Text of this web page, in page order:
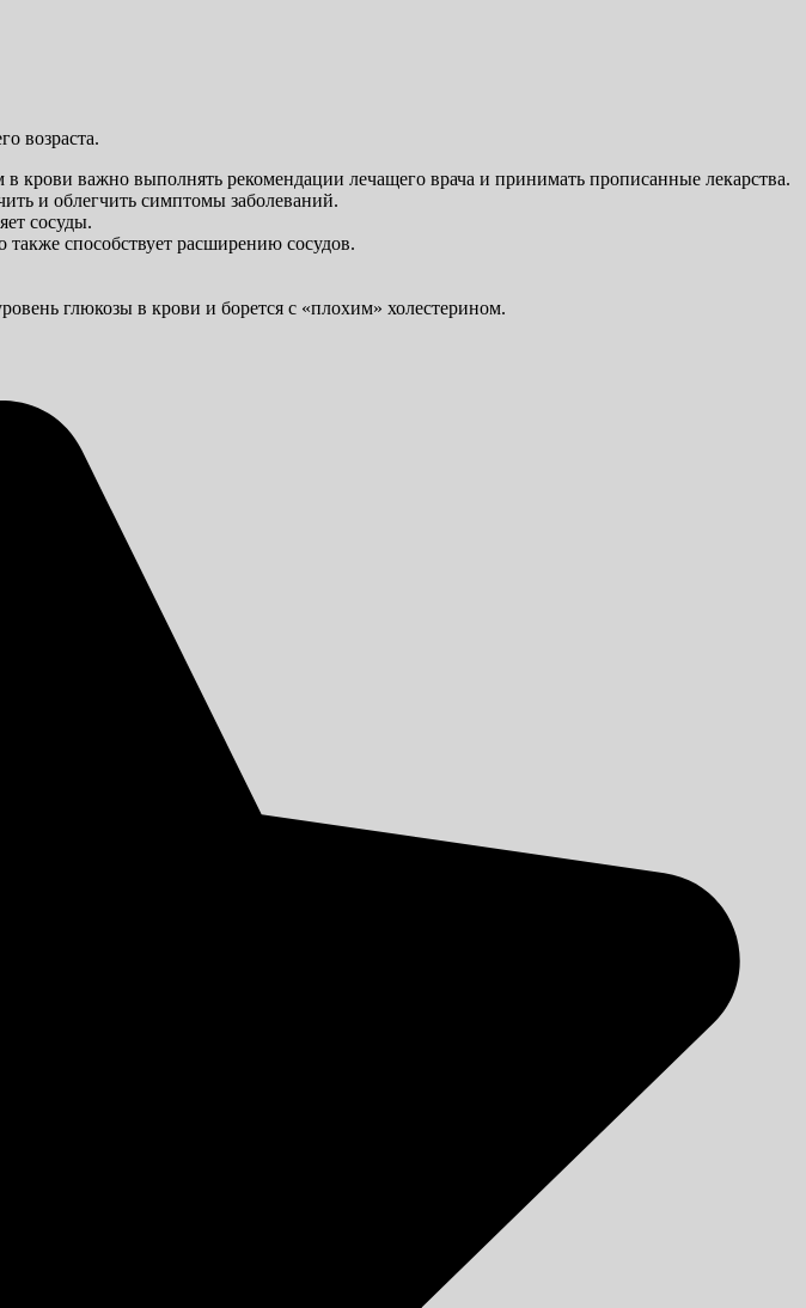
возраста.
важно выполнять рекомендации лечащего врача и принимать прописанные лекарства.
и облегчить симптомы заболеваний.
сосуды.
также способствует расширению сосудов.
глюкозы в крови и борется с «плохим» холестерином.